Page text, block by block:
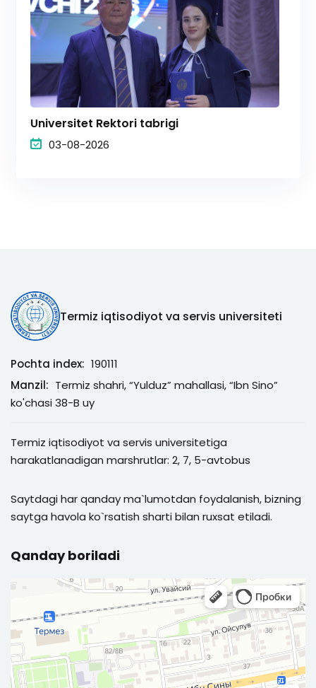
Universitet Rektori tabrigi
03-08-2026
Termiz iqtisodiyot va servis universiteti
Pochta index: 190111
Manzil: Termiz shahri, “Yulduz” mahallasi, “Ibn Sino”
ko'chasi 38-B uy
Termiz iqtisodiyot va servis universitetiga
harakatlanadigan marshrutlar: 2, 7, 5-avtobus
Saytdagi har qanday ma`lumotdan foydalanish, bizning
saytga havola ko`rsatish sharti bilan ruxsat etiladi.
Qanday boriladi